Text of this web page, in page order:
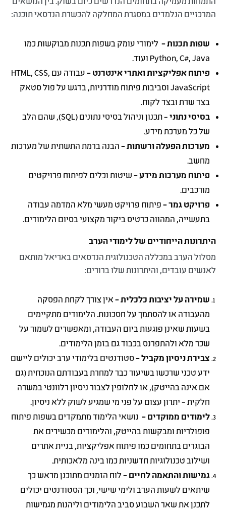
המרכזיים הנלמדים במסגרת המחלקה להכשרת הנדסאי תוכנה:
שפות תכנות – לימודי עומק בשפות תכנות מבוקשות כמו
Python, C#, Java ועוד.
פיתוח אפליקציות ואתרי אינטרנט –
עבודה עם HTML, CSS,
JavaScript וסביבות פיתוח מודרניות, בדגש על פול סטאק
בצד שרת ובצד לקוח.
בסיסי נתוני
– תכנון וניהול בסיסי נתונים (SQL), שהם הלב
של כל מערכת מידע.
מערכות הפעלה ורשתות –הבנה ברמת התשתית של מערכות
מחשב.
פיתוח מערכות מידע –שיטות וכלים לפיתוח פרויקטים
מורכבים.
פרויקט גמר –פיתוח פרויקט מעשי מלא המדמה עבודה
בתעשייה, המהווה כרטיס ביקור מקצועי בסיום הלימודים.
היתרונות הייחודיים של לימודי הערב
מסלול הערב במכללה הטכנולוגית הנדסאים באריאל מותאם
לאנשים עובדים, והיתרונות שלו ברורים:
שמירה על יציבות כלכלית –אין צורך לקחת הפסקה
מהעבודה או להסתמך על חסכונות. הלימודים מתקיימים
בשעות שאינן פוגעות ביום העבודה, ומאפשרים לשמור על
שכר מלא ולהתפרנס בכבוד גם בזמן הלימודים.
צבירת ניסיון מקביל –סטודנטים בלימודי ערב יכולים ליישם
ידע טכני שרכשו בשיעור כבר למחרת בעבודתם הנוכחית (גם
אם אינה בהייטק), או לחלופין לצבור ניסיון רלוונטי במשרה
חלקית – יתרון עצום על פני מי שמגיע לשוק ללא ניסיון.
לימודים ממוקדים– נושאי הלימוד מתמקדים בשפות פיתוח
פופולריות ומבקשות בהייטק, והלימודים מכשירים את
הבוגרים בתחומים כמו פיתוח אפליקציות, בניית אתרים
ושילוב טכנולוגיות חדשניות כמו בינה מלאכותית.
גמישות והתאמה לחיים –לוח הזמנים מתוכנן מראש כך
שיתאים לשעות הערב ולימי שישי, וכך הסטודנטים יכולים
לתכנן את שאר השבוע סביב הלימודים וליהנות מגמישות